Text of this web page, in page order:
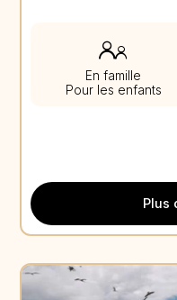
En famille
Pour les enfants
Plus